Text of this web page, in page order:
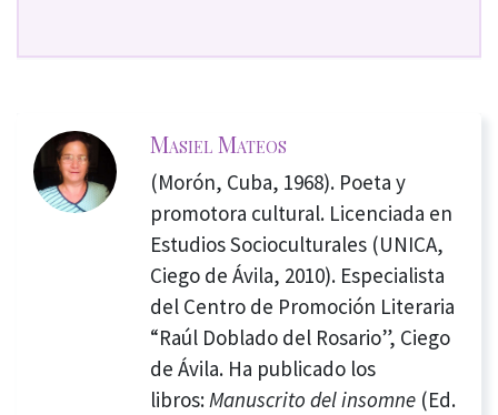
Masiel Mateos
(Morón, Cuba, 1968). Poeta y
promotora cultural. Licenciada en
Estudios Socioculturales (UNICA,
Ciego de Ávila, 2010). Especialista
del Centro de Promoción Literaria
“Raúl Doblado del Rosario”, Ciego
de Ávila. Ha publicado los
libros: Manuscrito del insomne(Ed.